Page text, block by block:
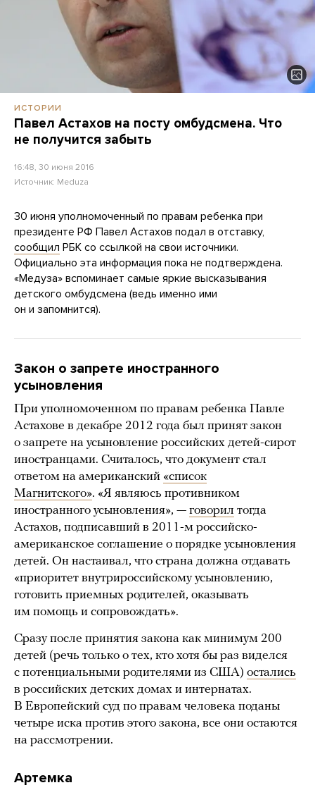
ИСТОРИИ
Павел Астахов на посту омбудсмена. Что
не получится забыть
16:48, 30 июня 2016
Источник: Meduza
30 июня уполномоченный по правам ребенка при
президенте РФ Павел Астахов подал в отставку,
сообщил РБК со ссылкой на свои источники.
Официально эта информация пока не подтверждена.
«Медуза» вспоминает самые яркие высказывания
детского омбудсмена (ведь именно ими
он и запомнится).
Закон о запрете иностранного
усыновления
При уполномоченном по правам ребенка Павле
Астахове в декабре 2012 года был принят закон
о запрете на усыновление российских детей-сирот
иностранцами. Считалось, что документ стал
ответом на американский «список
Магнитского». «Я являюсь противником
иностранного усыновления», — говорил тогда
Астахов, подписавший в 2011-м российско-
американское соглашение о порядке усыновления
детей. Он настаивал, что страна должна отдавать
«приоритет внутрироссийскому усыновлению,
готовить приемных родителей, оказывать
им помощь и сопровождать».
Сразу после принятия закона как минимум 200
детей (речь только о тех, кто хотя бы раз виделся
с потенциальными родителями из США) остались
в российских детских домах и интернатах.
В Европейский суд по правам человека поданы
четыре иска против этого закона, все они остаются
на рассмотрении.
Артемка